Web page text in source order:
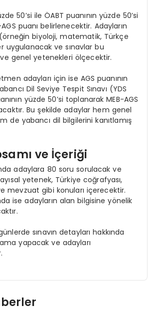
50’si ile ÖABT puanının yüzde 50’si
puanı belirlenecektir. Adayların
biyoloji, matematik, Türkçe
uygulanacak ve sınavlar bu
genel yetenekleri ölçecektir.
adayları için ise AGS puanının
Dil Seviye Tespit Sınavı (YDS
yüzde 50’si toplanarak MEB-AGS
Bu şekilde adaylar hem genel
de yabancı dil bilgilerini kanıtlamış
ve İçeriği
adaylara 80 soru sorulacak ve
yetenek, Türkiye coğrafyası,
mevzuat gibi konuları içerecektir.
ise adayların alan bilgisine yönelik
sınavın detayları hakkında
yapacak ve adayları